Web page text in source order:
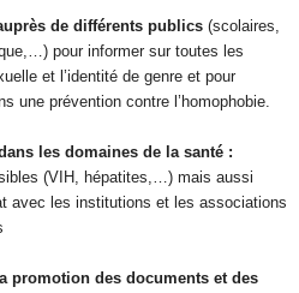
de différents publics (scolaires,
pour informer sur toutes les
et l’identité de genre et pour
une prévention contre l’homophobie.
les domaines de la santé :
(VIH, hépatites,…) mais aussi
avec les institutions et les associations
promotion des documents et des